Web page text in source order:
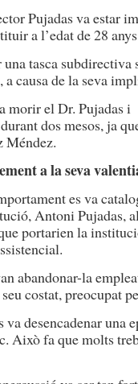
Pujadas va estar
a l’edat de 28
una tasca
a causa de la seva
morir el Dr. Pujadas i
dos mesos, ja
Méndez.
a la seva
es va
Antoni Pujadas,
portarien la
abandonar-la
costat, preocupat
va desencadenar una
Això fa que molts